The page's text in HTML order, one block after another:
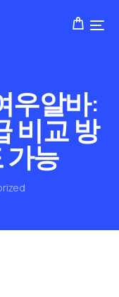
우알바:
비교 방
가능